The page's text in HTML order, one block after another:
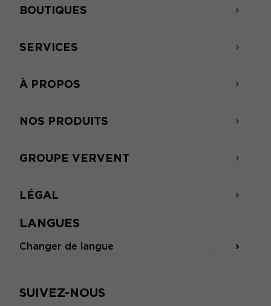
LANGUES
Changer de langue
SUIVEZ-NOUS
BOUTIQUES
SERVICES
À PROPOS
NOS PRODUITS
GROUPE VERVENT
LÉGAL